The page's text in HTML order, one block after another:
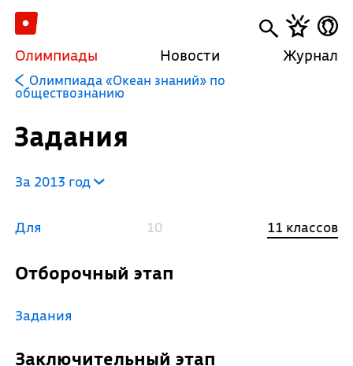
Олимпиады Новости Журнал
Олимпиада «Океан знаний» по
обществознанию
Задания
За 2013 год
Для 10 11 классов
Отборочный этап
Задания
Заключительный этап